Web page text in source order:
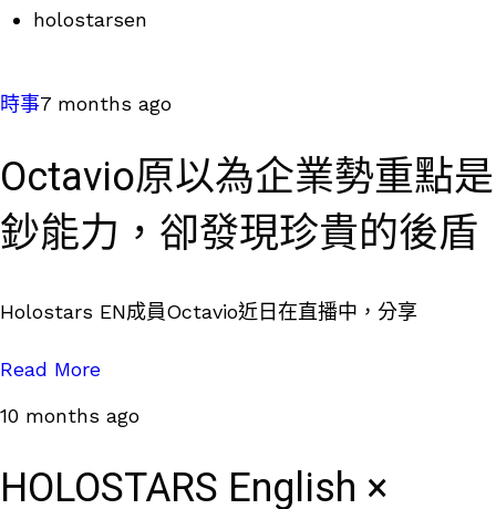
holostarsen
時事7 months ago
Octavio原以為企業勢重點是
鈔能力，卻發現珍貴的後盾
Holostars EN成員Octavio近日在直播中，分享
Read More
10 months ago
HOLOSTARS English ×